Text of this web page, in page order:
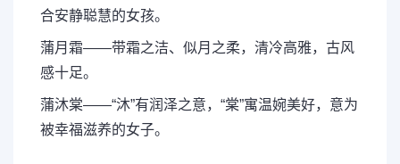
合安静聪慧的女孩。
蒲月霜——带霜之洁、似月之柔，清冷高雅，古风
感十足。
蒲沐棠——“沐”有润泽之意，“棠”寓温婉美好，意为
被幸福滋养的女子。